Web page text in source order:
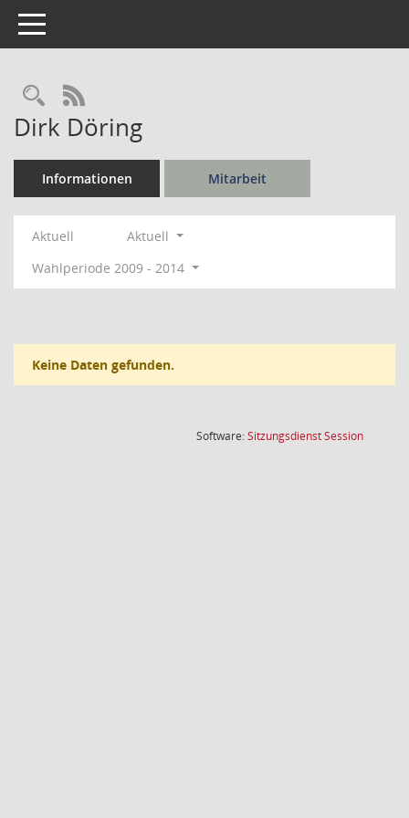
Toggle navigation
Rechercheauswahl
RSS-Feed
Dirk Döring
Informationen Mitarbeit
Aktuell
Aktuell
Wahlperiode 2009 - 2014
Keine Daten gefunden.
Software:SitzungsdienstSession(Wird in